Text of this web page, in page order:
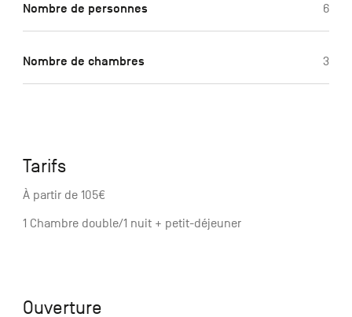
Nombre de personnes 6
Nombre de chambres 3
Tarifs
À partir de 105€
1 Chambre double/1 nuit + petit-déjeuner
Ouverture